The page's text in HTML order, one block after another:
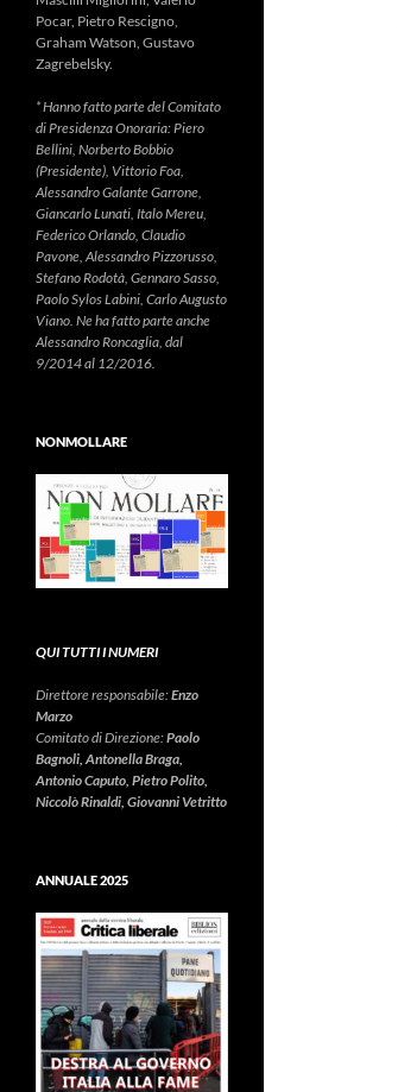
Pocar, Pietro Rescigno,
Graham Watson, Gustavo
Zagrebelsky.
* Hanno fatto parte del Comitato
di Presidenza Onoraria: Piero
Bellini, Norberto Bobbio
(Presidente), Vittorio Foa,
Alessandro Galante Garrone,
Giancarlo Lunati, Italo Mereu,
Federico Orlando, Claudio
Pavone, Alessandro Pizzorusso,
Stefano Rodotà, Gennaro Sasso,
Paolo Sylos Labini, Carlo Augusto
Viano. Ne ha fatto parte anche
Alessandro Roncaglia, dal
9/2014 al 12/2016.
NONMOLLARE
QUI TUTTI I NUMERI
Direttore responsabile:Enzo
Marzo
Comitato di Direzione:Paolo
Bagnoli, Antonella Braga,
Antonio Caputo, Pietro Polito,
Niccolò Rinaldi, Giovanni Vetritto
ANNUALE 2025